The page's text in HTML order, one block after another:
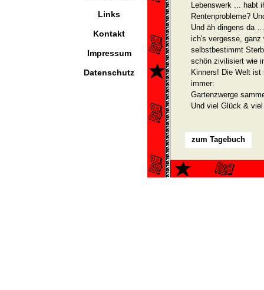
Links
Kontakt
Impressum
Datenschutz
Lebenswerk ... habt
Rentenpro­bleme?
Und äh dingens da
ich's vergesse, ganz
selbstbestimmt
schön zivilisiert wie
Kinners! Die Welt
immer:
Gartenzwerge
Und viel Glück &
zum Tagebuch